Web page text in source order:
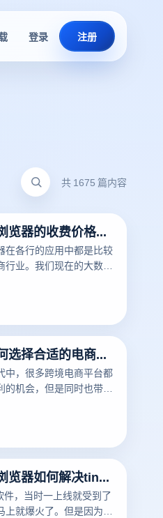
登录 注册
共 1675 篇内容
电商防关联指纹浏览器的收费价格是多少？
在各行的应用中都是比较
行业。我们现在的大数据
动作都是有指纹记录的，
期关注的东西。那对于
平台多店铺的话最好是需
说说电商防关联指纹浏
。
跨境电商卖家如何选择合适的电商防关联指纹浏览器
中，很多跨境电商平台都
的机会，但是同时也带来
稳定性，跨境电商卖家们
商防关联指纹浏览器。
电商防关联指纹浏览器如何解决tinder账户被封?
，当时一上线就受到了
上就爆火了。但是因为是